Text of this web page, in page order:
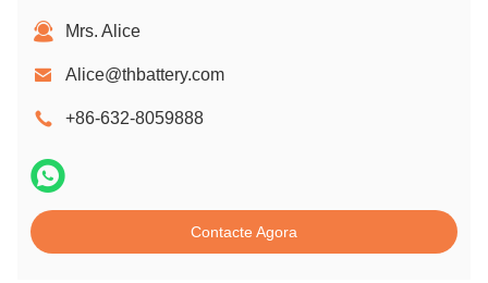
Mrs. Alice
Alice@thbattery.com
+86-632-8059888
Contacte Agora